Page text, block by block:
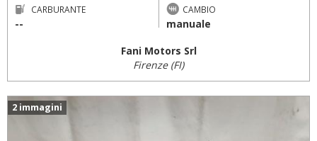
CARBURANTE
--
CAMBIO
manuale
Fani Motors Srl
Firenze (FI)
2 immagini